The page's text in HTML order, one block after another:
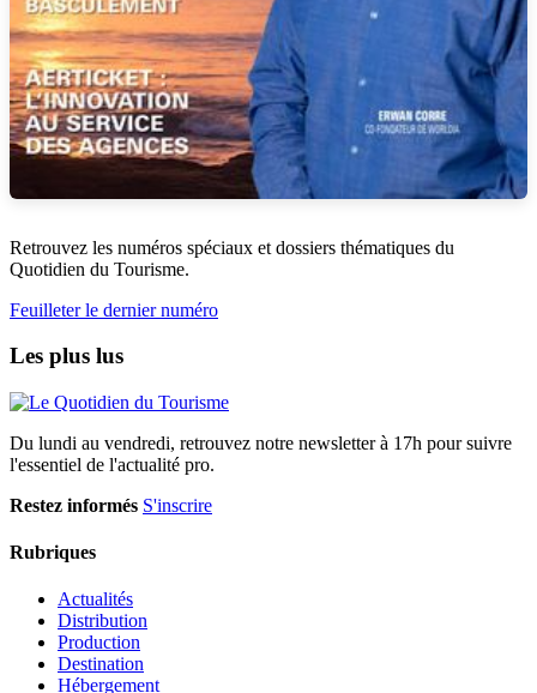
Retrouvez les numéros spéciaux et dossiers thématiques du
Quotidien du Tourisme.
Feuilleter le dernier numéro
Les plus lus
Du lundi au vendredi, retrouvez notre newsletter à 17h pour suivre
l'essentiel de l'actualité pro.
Restez informés S'inscrire
Rubriques
Actualités
Distribution
Production
Destination
Hébergement